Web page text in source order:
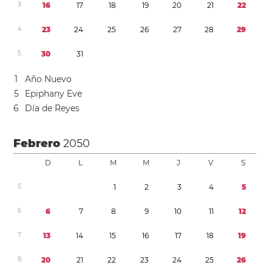
3 16 17 18 19 20 21 22
4 23 24 25 26 27 28 29
5 30 31
1
Año Nuevo
5
Epiphany Eve
6
Día de Reyes
Febrero2050
D L M M J V S
5 1 2 3 4 5
6 6 7 8 9 10 11 12
7 13 14 15 16 17 18 19
8 20 21 22 23 24 25 26